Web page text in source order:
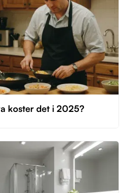
koster det i 2025?